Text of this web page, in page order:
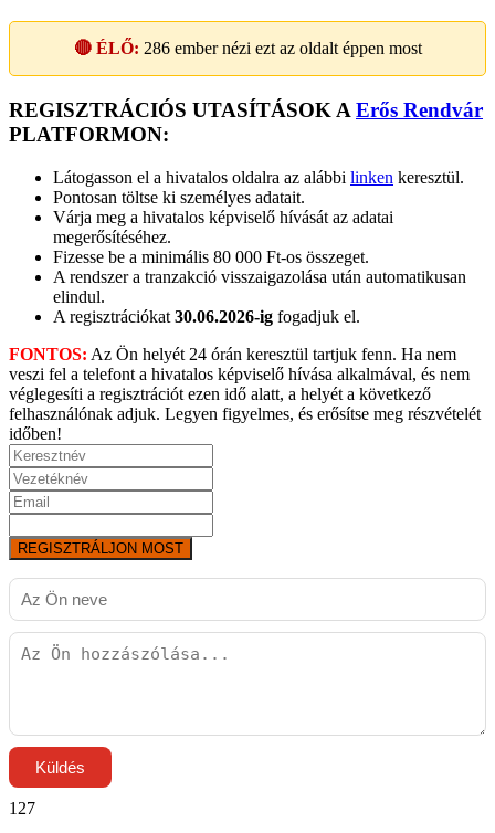
🔴 ÉLŐ: 286ember nézi ezt az oldalt éppen most
REGISZTRÁCIÓS UTASÍTÁSOK A Erős Rendvár
PLATFORMON:
Látogasson el a hivatalos oldalra az alábbi linken keresztül.
Pontosan töltse ki személyes adatait.
Várja meg a hivatalos képviselő hívását az adatai
megerősítéséhez.
Fizesse be a minimális 80 000 Ft-os összeget.
A rendszer a tranzakció visszaigazolása után automatikusan
elindul.
A regisztrációkat 30.06.2026-ig fogadjuk el.
FONTOS: Az Ön helyét 24 órán keresztül tartjuk fenn. Ha nem
veszi fel a telefont a hivatalos képviselő hívása alkalmával, és nem
véglegesíti a regisztrációt ezen idő alatt, a helyét a következő
felhasználónak adjuk. Legyen figyelmes, és erősítse meg részvételét
időben!
REGISZTRÁLJON MOST
Küldés
127